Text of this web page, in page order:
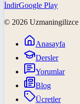
İndirGoogle Play
© 2026 Uzmaningilizce
Anasayfa
Dersler
Yorumlar
Blog
Ücretler